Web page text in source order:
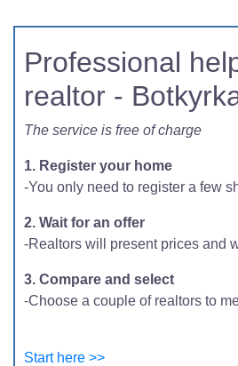
Professional
realtor -
The service is free of charge
1. Register your home
-You only need to register a few
2. Wait for an offer
-Realtors will present prices and
3. Compare and select
-Choose a couple of realtors to
Start here >>